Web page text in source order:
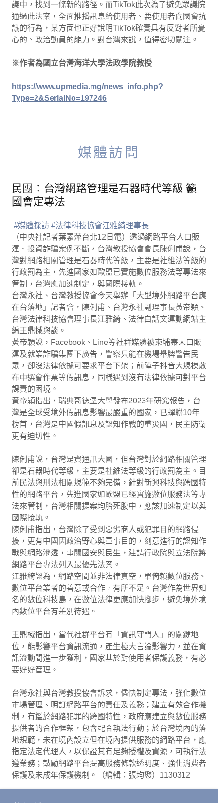
議中，找到一條新的路徑。而TikTok此次為了避免眾議院
通過此法案，全面推播訊息給使用者、要使用者向國會抗
議的行為，某方面也正好說明TikTok確實具有反對者所憂
心的、政治動員的能力。對台灣來說，值得密切關注。
※作者為國立台灣海洋大學法政學院教授
https://www.upmedia.mg/news_info.php?
Type=2&SerialNo=197246
媒體訪問
民團：台灣網路管理是石器時代等級 籲
國會定專法
#媒體採訪 #法律科技協會江雅綺理事長
（中央社記者葉素萍台北12日電）透過網路平台人口販
運、投資詐騙案例不斷，台灣教授協會會長陳俐甫說，台
灣對網路相關管理是石器時代等級，主要是社維法等級的
行政罰為主，先進國家如歐盟已實施數位服務法等專法來
管制，台灣應加速制定，與國際接軌。
台灣永社、台灣教授協會今天舉辦「大型境外網路平台應
在台落地」記者會，陳俐甫、台灣永社副理事長黃帝穎、
台灣法律科技協會理事長江雅綺、法律白話文運動網站主
編王鼎棫與談。
黃帝穎說，Facebook、Line等社群媒體被柬埔寨人口販
運及就業詐騙集團下廣告，警察只能在機場舉牌警告民
眾，卻沒法律依據可要求平台下架；前陣子抖音大規模散
布中選會作票等假訊息，同樣遇到沒有法律依據可對平台
課責的困境。
黃帝穎指出，瑞典哥德堡大學發布2023年研究報告，台
灣是全球受境外假訊息影響最嚴重的國家，已蟬聯10年
榜首，台灣是中國假訊息及認知作戰的重災國，民主防衛
更有迫切性。
陳俐甫說，台灣是資通訊大國，但台灣對於網路相關管理
卻是石器時代等級，主要是社維法等級的行政罰為主。目
前民法與刑法相關規範不夠完備，針對新興科技與跨國特
性的網路平台，先進國家如歐盟已經實施數位服務法等專
法來管制，台灣相關提案均胎死腹中，應該加速制定以與
國際接軌。
陳俐甫指出，台灣除了受到惡劣商人或犯罪目的網路侵
擾，更有中國因政治野心與軍事目的，刻意進行的認知作
戰與網路滲透，事關國安與民生，建請行政院與立法院將
網路平台專法列入最優先法案。
江雅綺認為，網路空間並非法律真空，單倚賴數位服務、
數位平台業者的善意或合作，有所不足。台灣作為世界知
名的數位科技島，在數位法律更應加快腳步，避免境外境
內數位平台有差別待遇。
王鼎棫指出，當代社群平台有「資訊守門人」的關鍵地
位，能影響平台資訊流通，產生極大言論影響力，並在資
訊流動間進一步獲利，國家基於對使用者保護義務，有必
要好好管理。
台灣永社與台灣教授協會訴求，儘快制定專法，強化數位
市場管理、明訂網路平台的責任及義務；建立有效合作機
制，有鑑於網路犯罪的跨國特性，政府應建立與數位服務
提供者的合作框架，包含配合執法行動；於台灣境內的落
地規範，未在境內設立但在境內提供服務的網路平台，應
指定法定代理人，以保證其有足夠授權及資源，可執行法
遵業務；鼓勵網路平台提高服務條款透明度、強化消費者
保護及未成年保護機制。（編輯：張均懋）1130312